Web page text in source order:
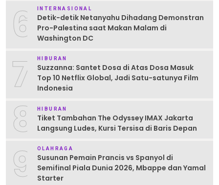
6 INTERNASIONAL
Detik-detik Netanyahu Dihadang Demonstran
Pro-Palestina saat Makan Malam di
Washington DC
7 HIBURAN
Suzzanna: Santet Dosa di Atas Dosa Masuk
Top 10 Netflix Global, Jadi Satu-satunya Film
Indonesia
8 HIBURAN
Tiket Tambahan The Odyssey IMAX Jakarta
Langsung Ludes, Kursi Tersisa di Baris Depan
9 OLAHRAGA
Susunan Pemain Prancis vs Spanyol di
Semifinal Piala Dunia 2026, Mbappe dan Yamal
Starter